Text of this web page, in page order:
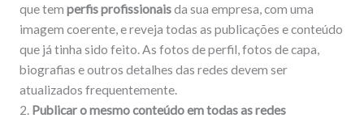
que tem perfis profissionaisda sua empresa, com uma
imagem coerente, e reveja todas as publicações e conteúdo
que já tinha sido feito. As fotos de perfil, fotos de capa,
biografias e outros detalhes das redes devem ser
atualizados frequentemente.
2. Publicar o mesmo conteúdo em todas as redes